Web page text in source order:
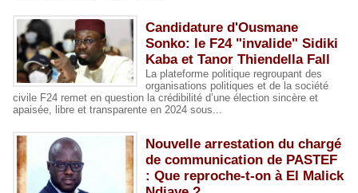
Candidature d'Ousmane
Sonko: le F24 "invalide" Sidiki
Kaba et Tanor Thiendella Fall
La plateforme politique regroupant des
organisations politiques et de la société
civile F24 remet en question la crédibilité d’une élection sincère et
apaisée, libre et transparente en 2024 sous...
Nouvelle arrestation du chargé
de communication de PASTEF
: Que reproche-t-on à El Malick